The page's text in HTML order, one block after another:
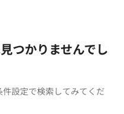
つかりませんでし
設定で検索してみてくだ